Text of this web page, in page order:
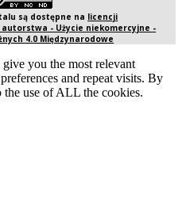
są dostępne na licencji
- Użycie niekomercyjne -
4.0 Międzynarodowe
you the most relevant
and repeat visits. By
use of ALL the cookies.